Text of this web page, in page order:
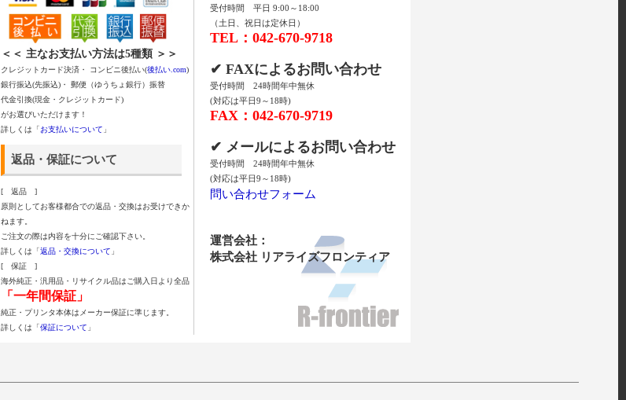
＜＜ 主なお支払い方法は5種類 ＞＞
クレジットカード決済・ コンビニ後払い(後払い.com)
銀行振込(先振込)・ 郵便（ゆうちょ銀行）振替
代金引換(現金・クレジットカード)
がお選びいただけます！
詳しくは「お支払いについて 」
返品・保証について
[ 返品 ]
原則としてお客様都合での返品・交換はお受けできか
ねます。
ご注文の際は内容を十分にご確認下さい。
詳しくは「返品・交換について 」
[ 保証 ]
海外純正・汎用品・リサイクル品はご購入日より全品
「一年間保証」
純正・プリンタ本体はメーカー保証に準じます。
詳しくは「保証について 」
受付時間 平日 9:00～18:00
（土日、祝日は定休日）
TEL：042-670-9718
✔ FAXによるお問い合わせ
受付時間 24時間年中無休
(対応は平日9～18時)
FAX：042-670-9719
✔ メールによるお問い合わせ
受付時間 24時間年中無休
(対応は平日9～18時)
問い合わせフォーム
運営会社：
株式会社 リアライズフロンティア